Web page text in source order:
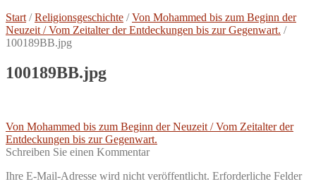
Start /Religionsgeschichte /Von Mohammed bis zum Beginn der
Neuzeit / Vom Zeitalter der Entdeckungen bis zur Gegenwart. /
100189BB.jpg
100189BB.jpg
Beitragsnavigation
Vorheriger
Beitrag:
Von Mohammed bis zum Beginn der Neuzeit / Vom Zeitalter der
Entdeckungen bis zur Gegenwart.
Schreiben Sie einen Kommentar
Ihre E-Mail-Adresse wird nicht veröffentlicht. Erforderliche Felder